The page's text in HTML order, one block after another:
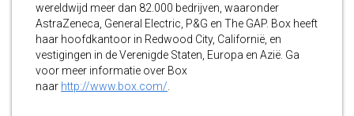
wereldwijd meer dan 82.000 bedrijven, waaronder
AstraZeneca, General Electric, P&G en The GAP. Box heeft
haar hoofdkantoor in Redwood City, Californië, en
vestigingen in de Verenigde Staten, Europa en Azië. Ga
voor meer informatie over Box
naar http://www.box.com/